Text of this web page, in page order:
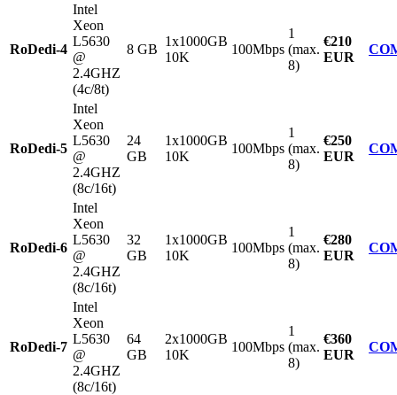
RoDedi-4
Intel
Xeon
L5630
@
2.4GHZ
(4c/8t)
8 GB
1x1000GB
10K
100Mbps
1
(max.
8)
€210
EUR
RoDedi-5
Intel
Xeon
L5630
@
2.4GHZ
(8c/16t)
24
GB
1x1000GB
10K
100Mbps
1
(max.
8)
€250
EUR
RoDedi-6
Intel
Xeon
L5630
@
2.4GHZ
(8c/16t)
32
GB
1x1000GB
10K
100Mbps
1
(max.
8)
€280
EUR
RoDedi-7
Intel
Xeon
L5630
@
2.4GHZ
(8c/16t)
64
GB
2x1000GB
10K
100Mbps
1
(max.
8)
€360
EUR